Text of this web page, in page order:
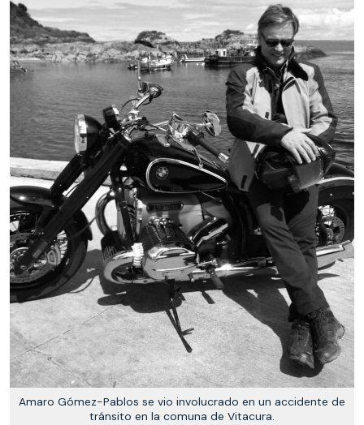
Amaro Gómez-Pablos se vio involucrado en un accidente de
tránsito en la comuna de Vitacura.